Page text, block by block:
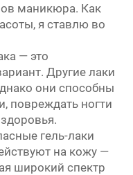
маникюра. Как
я ставлю во
— это
Другие лаки
они способны
повреждать ногти
гель-лаки
на кожу —
широкий спектр